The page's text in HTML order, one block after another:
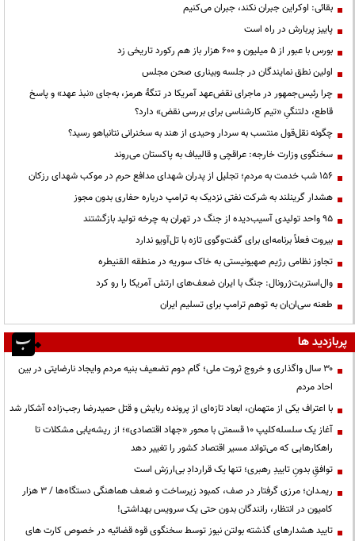
بقائی: اوکراین جبران نکند، جبران می‌کنیم
پاییز پربارش در راه است
بورس با عبور از ۵ میلیون و ۶۰۰ هزار باز هم رکورد تاریخی زد
اولین نطق نمایندگان در جلسه وبیناری صحن مجلس
چرا رئیس‌جمهور در ماجرای نقض‌عهد آمریکا در تنگهٔ هرمز، به‌جای «نبذ عهد» و پاسخ
قاطع، دلتنگیِ «تیم کارشناسی برای بررسی نقض» دارد؟
چگونه نقل‌قول منتسب به سردار وحیدی از هند به سخنرانی نتانیاهو رسید؟
سخنگوی وزارت خارجه: عراقچی و قالیباف به پاکستان می‌روند
۱۵۶ شب خدمت به مردم؛ تجلیل از پدران شهدای مدافع حرم در موکب شهدای رزکان
هشدار گرینلند به شرکت نفتی نزدیک به ترامپ درباره حفاری بدون مجوز
95 واحد تولیدی آسیب‌دیده از جنگ در تهران به چرخه تولید بازگشتند
بیروت فعلاً برنامه‌ای برای گفت‌وگوی تازه با تل‌آویو ندارد
تجاوز نظامی رژیم صهیونیستی به خاک سوریه در منطقه القنیطره
وال‌استریت‌ژرونال: جنگ با ایران ضعف‌های ارتش آمریکا را رو کرد
طعنه سی‌ان‌ان به توهم ترامپ برای تسلیم ایران
پربازدید ها
۳۰ سال واگذاری و خروج ثروت ملی؛ گام دوم تضعیف بنیه مردم وایجاد نارضایتی در بین
احاد مردم
با اعتراف یکی از متهمان، ابعاد تازه‌ای از پرونده ربایش و قتل حمیدرضا رجب‌زاده آشکار شد
آغاز یک سلسله‌کلیپ ۱۰ قسمتی با محور «جهاد اقتصادی»؛ از ریشه‌یابی مشکلات تا
راهکارهایی که می‌تواند مسیر اقتصاد کشور را تغییر دهد
توافقِ بدونِ تاییدِ رهبری؛ تنها یک قراردادِ بی‌ارزش است
ریمـدان؛ مرزی گرفتار در صف، کمبود زیرساخت و ضعف هماهنگی دستگاه‌ها / ۳ هزار
کامیون در انتظار، رانندگان بدون حتی یک سرویس بهداشتی!
تایید هشدارهای گذشته بولتن نیوز توسط سخنگوی قوه قضائیه در خصوص کارت های